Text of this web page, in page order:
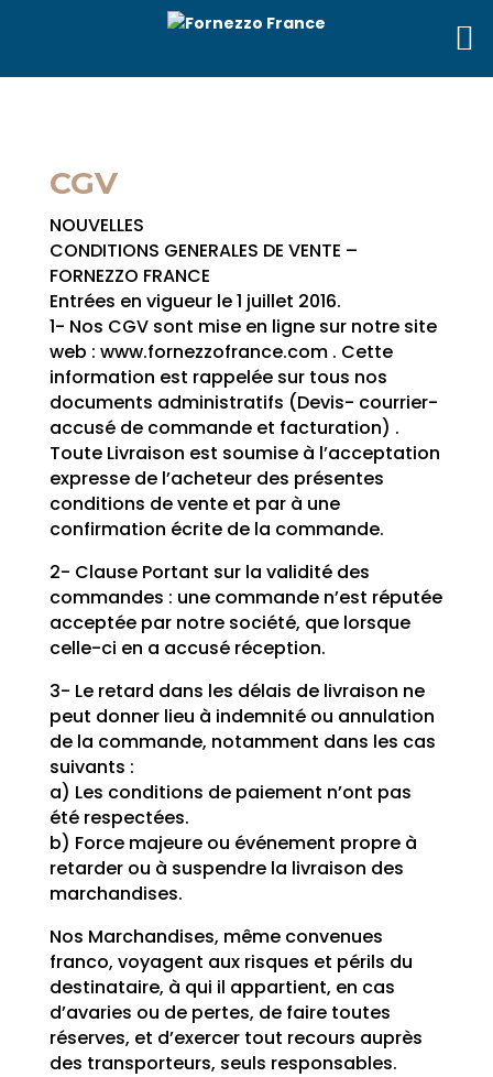
CGV
NOUVELLES
CONDITIONS GENERALES DE VENTE –
FORNEZZO FRANCE
Entrées en vigueur le 1 juillet 2016.
1- Nos CGV sont mise en ligne sur notre site
web : www.fornezzofrance.com . Cette
information est rappelée sur tous nos
documents administratifs (Devis- courrier-
accusé de commande et facturation) .
Toute Livraison est soumise à l’acceptation
expresse de l’acheteur des présentes
conditions de vente et par à une
confirmation écrite de la commande.
2- Clause Portant sur la validité des
commandes : une commande n’est réputée
acceptée par notre société, que lorsque
celle-ci en a accusé réception.
3- Le retard dans les délais de livraison ne
peut donner lieu à indemnité ou annulation
de la commande, notamment dans les cas
suivants :
a) Les conditions de paiement n’ont pas
été respectées.
b) Force majeure ou événement propre à
retarder ou à suspendre la livraison des
marchandises.
Nos Marchandises, même convenues
franco, voyagent aux risques et périls du
destinataire, à qui il appartient, en cas
d’avaries ou de pertes, de faire toutes
réserves, et d’exercer tout recours auprès
des transporteurs, seuls responsables.